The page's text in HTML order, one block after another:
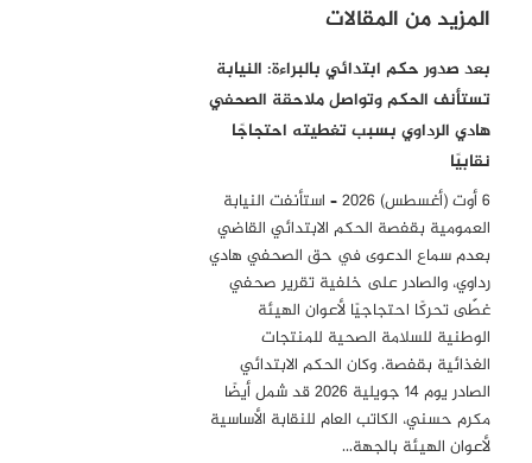
المزيد من المقالات
بعد صدور حكم ابتدائي بالبراءة: النيابة
تستأنف الحكم وتواصل ملاحقة الصحفي
هادي الرداوي بسبب تغطيته احتجاجًا
نقابيًا
6 أوت (أغسطس) 2026 – استأنفت النيابة
العمومية بقفصة الحكم الابتدائي القاضي
بعدم سماع الدعوى في حق الصحفي هادي
رداوي، والصادر على خلفية تقرير صحفي
غطّى تحركًا احتجاجيًا لأعوان الهيئة
الوطنية للسلامة الصحية للمنتجات
الغذائية بقفصة. وكان الحكم الابتدائي
الصادر يوم 14 جويلية 2026 قد شمل أيضًا
مكرم حسني، الكاتب العام للنقابة الأساسية
لأعوان الهيئة بالجهة…